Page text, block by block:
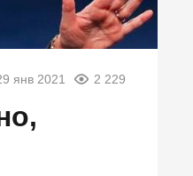
янв 2021 2 229